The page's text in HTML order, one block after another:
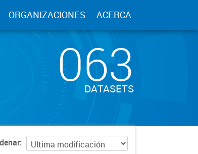
ORGANIZACIONES ACERCA
063
DATASETS